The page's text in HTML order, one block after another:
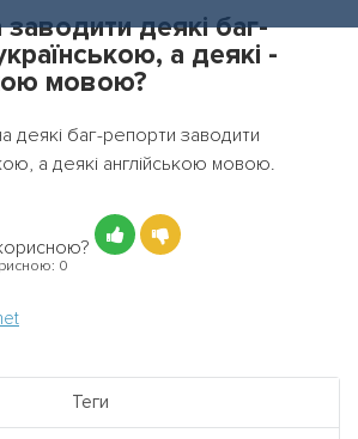
деякі баг-
а деякі -
мовою?
деякі баг-репорти заводити
а деякі англійською мовою.
0
Теги